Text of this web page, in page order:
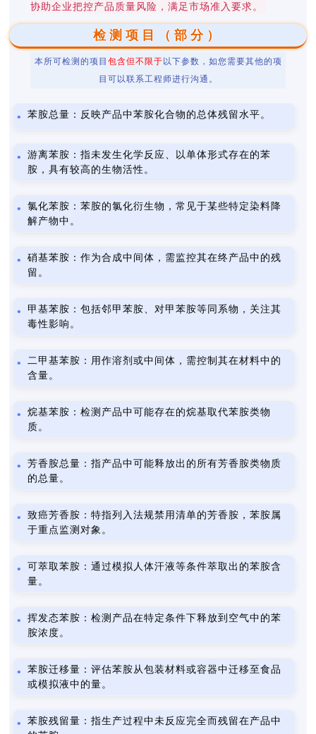
协助企业把控产品质量风险，满足市场准入要求。
检测项目（部分）
本所可检测的项目 包含但不限于 以下参数，如您需要其他的项
目可以联系工程师进行沟通。
苯胺总量：反映产品中苯胺化合物的总体残留水平。
游离苯胺：指未发生化学反应、以单体形式存在的苯
胺，具有较高的生物活性。
氯化苯胺：苯胺的氯化衍生物，常见于某些特定染料降
解产物中。
硝基苯胺：作为合成中间体，需监控其在终产品中的残
留。
甲基苯胺：包括邻甲苯胺、对甲苯胺等同系物，关注其
毒性影响。
二甲基苯胺：用作溶剂或中间体，需控制其在材料中的
含量。
烷基苯胺：检测产品中可能存在的烷基取代苯胺类物
质。
芳香胺总量：指产品中可能释放出的所有芳香胺类物质
的总量。
致癌芳香胺：特指列入法规禁用清单的芳香胺，苯胺属
于重点监测对象。
可萃取苯胺：通过模拟人体汗液等条件萃取出的苯胺含
量。
挥发态苯胺：检测产品在特定条件下释放到空气中的苯
胺浓度。
苯胺迁移量：评估苯胺从包装材料或容器中迁移至食品
或模拟液中的量。
苯胺残留量：指生产过程中未反应完全而残留在产品中